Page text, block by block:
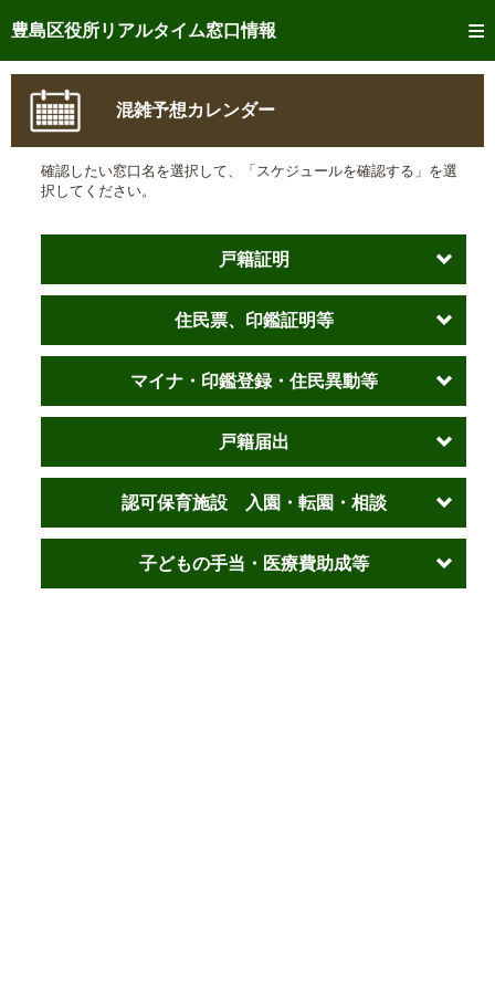
豊島区役所リアルタイム窓口情報
トップページへ
ご利用方法
事前予約
予約状況確認
交付状況確認
混雑予想カレンダー
混雑予想カレンダー
確認したい窓口名を選択して、「スケジュールを確認する」を選
択してください。
戸籍証明
住民票、印鑑証明等
マイナ・印鑑登録・住民異動等
戸籍届出
認可保育施設 入園・転園・相談
子どもの手当・医療費助成等